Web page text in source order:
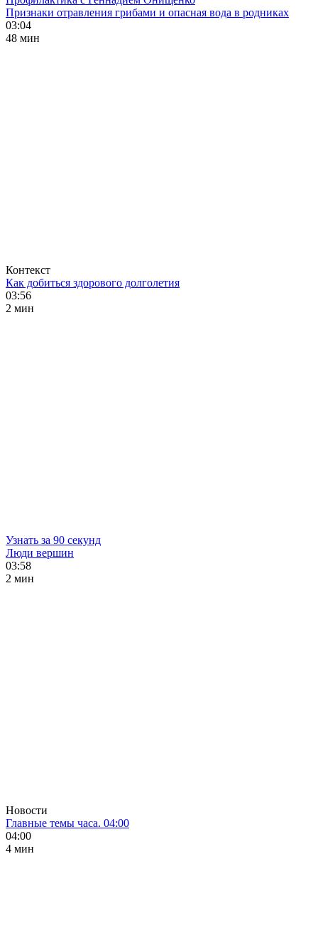
Признаки отравления грибами и опасная вода в родниках
03:04
48 мин
Контекст
Как добиться здорового долголетия
03:56
2 мин
Узнать за 90 секунд
Люди вершин
03:58
2 мин
Новости
Главные темы часа. 04:00
04:00
4 мин